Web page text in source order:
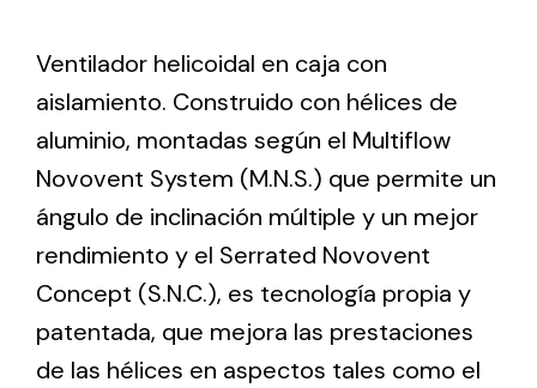
The incorporation of Novovent into the group
meant a greater offer of ventilation products for
Iluminación Solar
Variedad de soluciones solares para todo tipo
Ventilador helicoidal en caja con
aislamiento. Construido con hélices de
aluminio, montadas según el Multiflow
Novovent System (M.N.S.) que permite un
ángulo de inclinación múltiple y un mejor
rendimiento y el Serrated Novovent
Concept (S.N.C.), es tecnología propia y
patentada, que mejora las prestaciones
de las hélices en aspectos tales como el